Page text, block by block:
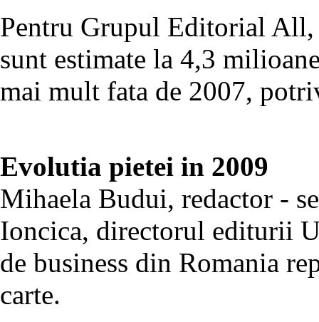
Pentru Grupul Editorial
sunt estimate la 4,3
mai mult fata de 2007,
Evolutia pietei in 2009
Mihaela Budui, redactor -
Ioncica, directorul editurii
de business din Romania
carte.